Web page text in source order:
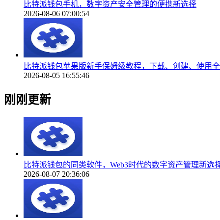
比特派钱包手机，数字资产安全管理的便携新选择
2026-08-06 07:00:54
比特派钱包苹果版新手保姆级教程，下载、创建、使用
2026-08-05 16:55:46
刚刚更新
比特派钱包的同类软件，Web3时代的数字资产管理新选
2026-08-07 20:36:06